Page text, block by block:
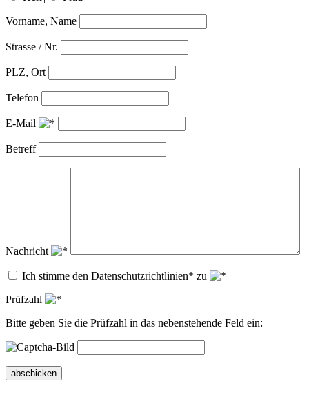
Vorname, Name
Strasse / Nr.
PLZ, Ort
Telefon
E-Mail
Betreff
Nachricht
Ich stimme den Datenschutzrichtlinien* zu
Prüfzahl
Bitte geben Sie die Prüfzahl in das nebenstehende Feld ein:
abschicken